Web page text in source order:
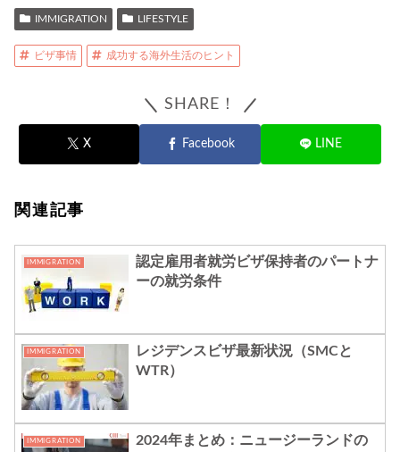
IMMIGRATION LIFESTYLE
ビザ事情 成功する海外生活のヒント
SHARE！
X Facebook LINE
関連記事
IMMIGRATION
認定雇用者就労ビザ保持者のパートナ
ーの就労条件
IMMIGRATION
レジデンスビザ最新状況（SMCと
WTR）
IMMIGRATION
2024年まとめ：ニュージーランドの